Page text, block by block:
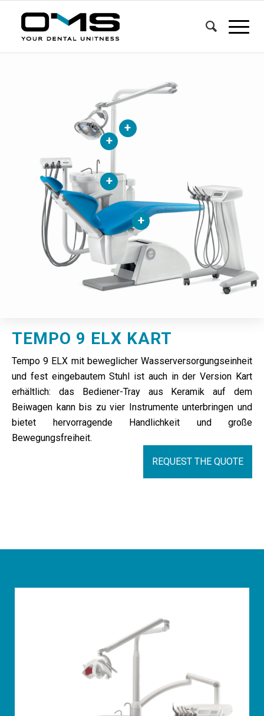
+
+
+
+
TEMPO 9 ELX KART
Tempo 9 ELX mit beweglicher Wasserversorgungseinheit
und fest eingebautem Stuhl ist auch in der Version Kart
erhältlich: das Bediener-Tray aus Keramik auf dem
Beiwagen kann bis zu vier Instrumente unterbringen und
bietet hervorragende Handlichkeit und große
Bewegungsfreiheit.
REQUEST THE QUOTE